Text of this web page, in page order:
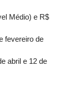
Médio) e R$
fevereiro de
abril e 12 de